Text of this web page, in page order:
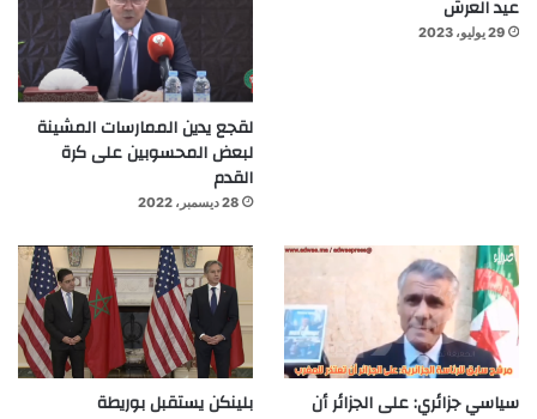
عيد العرش
29 يوليو، 2023
لقجع يدين الممارسات المشينة
لبعض المحسوبين على كرة
القدم
28 ديسمبر، 2022
سياسي جزائري: على الجزائر أن
بلينكن يستقبل بوريطة